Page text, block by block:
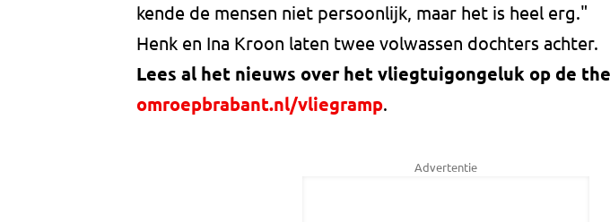
kende de mensen niet persoonlijk, maar het is heel erg."
Henk en Ina Kroon laten twee volwassen dochters achter.
Lees al het nieuws over het vliegtuigongeluk op de
omroepbrabant.nl/vliegramp.
Advertentie